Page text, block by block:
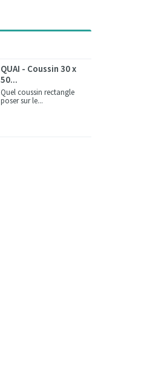
QUAI - Coussin 30 x
50...
Quel coussin rectangle
poser sur le...